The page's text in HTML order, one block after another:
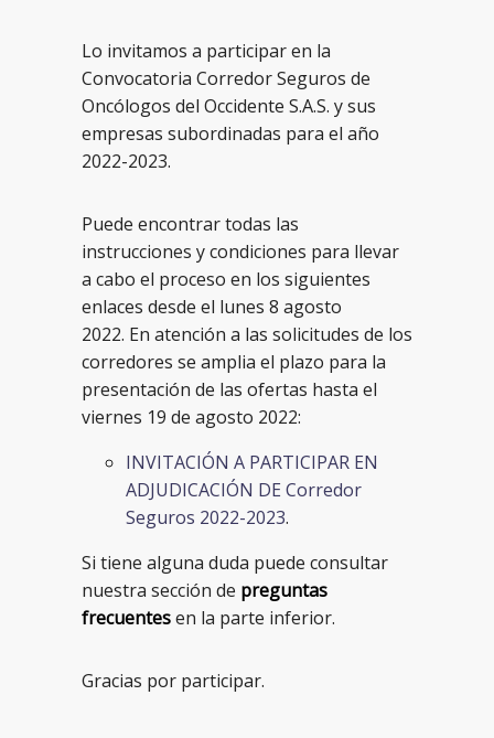
Lo invitamos a participar en la
Convocatoria Corredor Seguros de
Oncólogos del Occidente S.A.S. y sus
empresas subordinadas para el año
2022-2023.
Puede encontrar todas las
instrucciones y condiciones para llevar
a cabo el proceso en los siguientes
enlaces desde el lunes 8 agosto
2022. En atención a las solicitudes de los
corredores se amplia el plazo para la
presentación de las ofertas hasta el
viernes 19 de agosto 2022:
INVITACIÓN A PARTICIPAR EN
ADJUDICACIÓN DE Corredor
Seguros 2022-2023.
Si tiene alguna duda puede consultar
nuestra sección de preguntas
frecuentesen la parte inferior.
Gracias por participar.